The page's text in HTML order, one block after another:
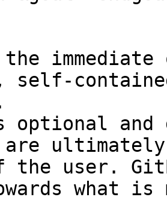
self-
and
are
the user.
what